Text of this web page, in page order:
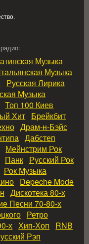
Музыка
Музыка
Русская Лирика
Музыка
Топ 100 Киев
Хит Брейкбит
Драм‑н‑Бэйс
Дабстеп
Мейнстрим Рок
Панк Русский Рок
Рок Музыка
Depeche Mode
Дискотека 80‑х
Песни 70‑80‑х
Ретро
Хип‑Хоп
RNB
Рэп